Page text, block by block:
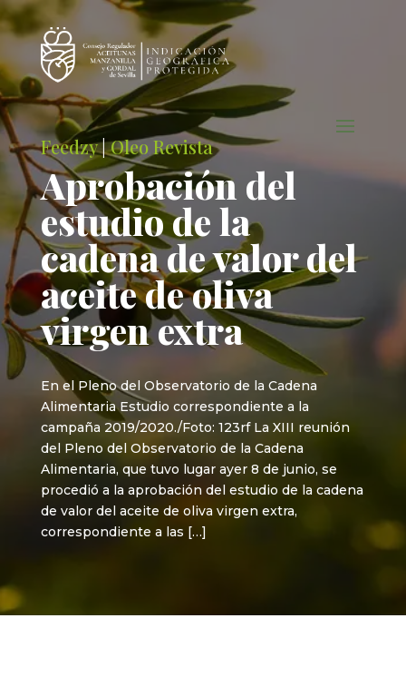
Feedzy|Oleo Revista
Aprobación del
estudio de la
cadena de valor del
aceite de oliva
virgen extra
En el Pleno del Observatorio de la Cadena
Alimentaria Estudio correspondiente a la
campaña 2019/2020./Foto: 123rf La XIII reunión
del Pleno del Observatorio de la Cadena
Alimentaria, que tuvo lugar ayer 8 de junio, se
procedió a la aprobación del estudio de la cadena
de valor del aceite de oliva virgen extra,
correspondiente a las […]